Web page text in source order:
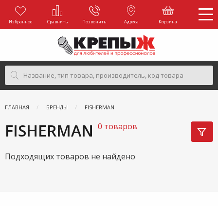
Избранное Сравнить Позвонить Адреса Корзина
ГЛАВНАЯ БРЕНДЫ FISHERMAN
FISHERMAN 0 товаров
Подходящих товаров не найдено